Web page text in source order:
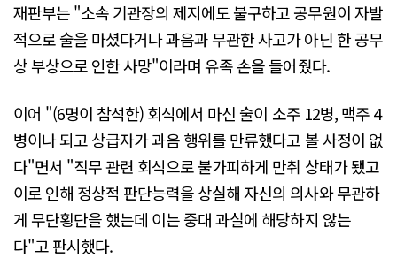
재판부는 "소속 기관장의 제지에도 불구하고 공무원이 자발
적으로 술을 마셨다거나 과음과 무관한 사고가 아닌 한 공무
상 부상으로 인한 사망"이라며 유족 손을 들어줬다.
이어 "(6명이 참석한) 회식에서 마신 술이 소주 12병, 맥주 4
병이나 되고 상급자가 과음 행위를 만류했다고 볼 사정이 없
다"면서 "직무 관련 회식으로 불가피하게 만취 상태가 됐고
이로 인해 정상적 판단능력을 상실해 자신의 의사와 무관하
게 무단횡단을 했는데 이는 중대 과실에 해당하지 않는
다"고 판시했다.